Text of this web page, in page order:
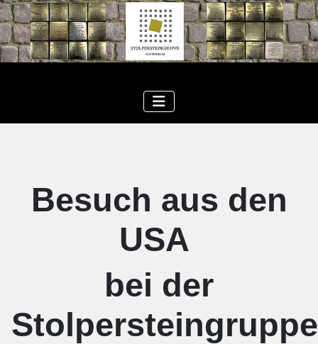
Besuch aus den
USA
bei der
Stolpersteingruppe